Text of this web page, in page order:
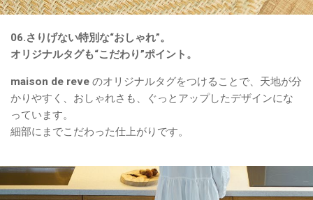
06.さりげない特別な“おしゃれ”。
オリジナルタグも“こだわり”ポイント。
maison de reve のオリジナルタグをつけることで、天地が分
かりやすく、おしゃれさも、ぐっとアップしたデザインにな
っています。
細部にまでこだわった仕上がりです。